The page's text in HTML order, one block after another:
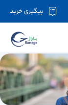
باشد لطفا
پیگیری خرید